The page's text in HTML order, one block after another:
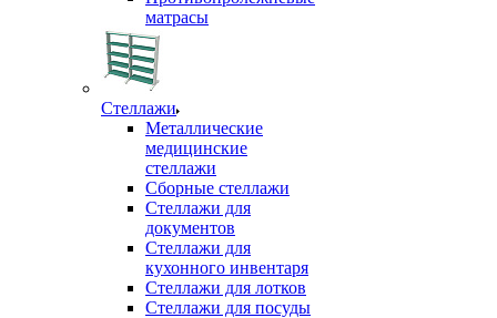
матрасы
Стеллажи
Металлические
медицинские
стеллажи
Сборные стеллажи
Стеллажи для
документов
Стеллажи для
кухонного инвентаря
Стеллажи для лотков
Стеллажи для посуды